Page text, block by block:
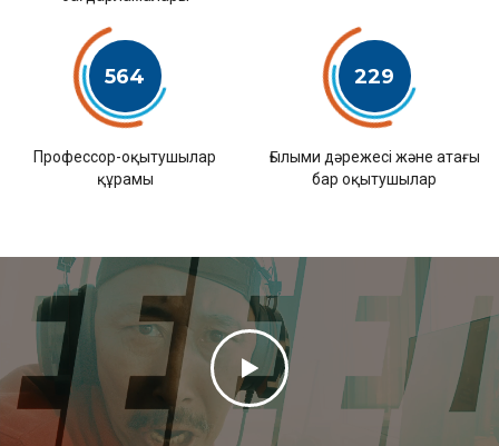
564
Профессор-оқытушылар
құрамы
229
Ғылыми дәрежесі және атағы
бар оқытушылар